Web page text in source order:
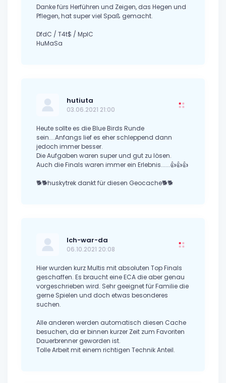
Danke fürs Herführen und Zeigen, das Hegen und
Pflegen, hat super viel Spaß gemacht.
DfdC / T4t$ / MplC
HuMaSa
hutiuta
03.06.2021 21:00
Heute sollte es die Blue Birds Runde
sein....Anfangs lief es eher schleppend dann
jedoch immer besser.
Die Aufgaben waren super und gut zu lösen.
Auch die Finals waren immer ein Erlebnis......👍👍👍
🐕🐕huskytrek dankt für diesen Geocache🐕🐕
Ich-war-da
06.10.2021 20:08
Hier wurden kurz Multis mit absoluten Top Finals
geschaffen. Es braucht eine ECA die aber genau
vorgeschrieben wird. Sehr geeignet für Familie die
gerne Spielen und doch etwas besonderes
suchen.
Alle anderen werden automatisch diesen Cache
besuchen, da er binnen kurzer Zeit zum Favoriten
Dauerbrenner geworden ist.
Tolle Arbeit mit einem richtigen Technik Anteil.